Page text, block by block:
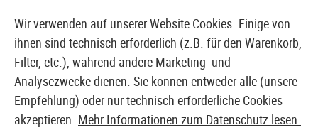
EUROPÄISCHER AIRSOFT SHOP & GROßHÄNDLER
Wir verwenden auf unserer Website Cookies. Einige von
ihnen sind technisch erforderlich (z.B. für den Warenkorb,
Filter, etc.), während andere Marketing- und
Analysezwecke dienen. Sie können entweder alle (unsere
Empfehlung) oder nur technisch erforderliche Cookies
akzeptieren. Mehr Informationen zum Datenschutz lesen.